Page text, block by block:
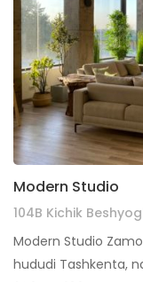
Modern Studio
104B Kichik
Modern Studio
hududi Tashkenta,